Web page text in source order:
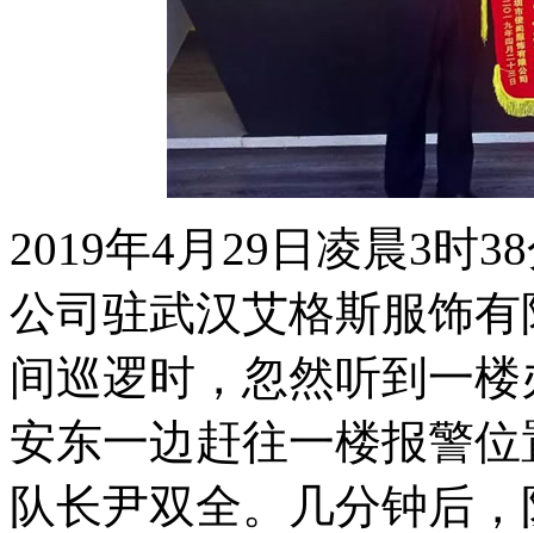
2019年4月29日凌晨3时
公司驻武汉艾格斯服饰
间巡逻时，忽然听到一
安东一边赶往一楼报警
队长尹双全。几分钟后